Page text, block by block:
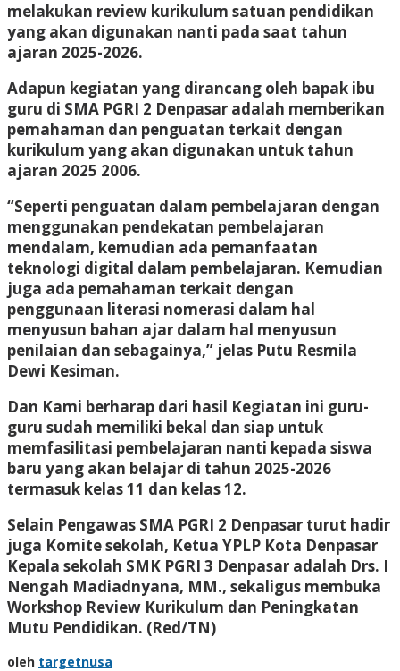
melakukan review kurikulum satuan pendidikan
yang akan digunakan nanti pada saat tahun
ajaran 2025-2026.
Adapun kegiatan yang dirancang oleh bapak ibu
guru di SMA PGRI 2 Denpasar adalah memberikan
pemahaman dan penguatan terkait dengan
kurikulum yang akan digunakan untuk tahun
ajaran 2025 2006.
“Seperti penguatan dalam pembelajaran dengan
menggunakan pendekatan pembelajaran
mendalam, kemudian ada pemanfaatan
teknologi digital dalam pembelajaran. Kemudian
juga ada pemahaman terkait dengan
penggunaan literasi nomerasi dalam hal
menyusun bahan ajar dalam hal menyusun
penilaian dan sebagainya,” jelas Putu Resmila
Dewi Kesiman.
Dan Kami berharap dari hasil Kegiatan ini guru-
guru sudah memiliki bekal dan siap untuk
memfasilitasi pembelajaran nanti kepada siswa
baru yang akan belajar di tahun 2025-2026
termasuk kelas 11 dan kelas 12.
Selain Pengawas SMA PGRI 2 Denpasar turut hadir
juga Komite sekolah, Ketua YPLP Kota Denpasar
Kepala sekolah SMK PGRI 3 Denpasar adalah Drs. I
Nengah Madiadnyana, MM., sekaligus membuka
Workshop Review Kurikulum dan Peningkatan
Mutu Pendidikan. (Red/TN)
oleh targetnusa